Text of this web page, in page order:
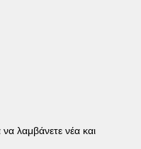
λαμβάνετε νέα και